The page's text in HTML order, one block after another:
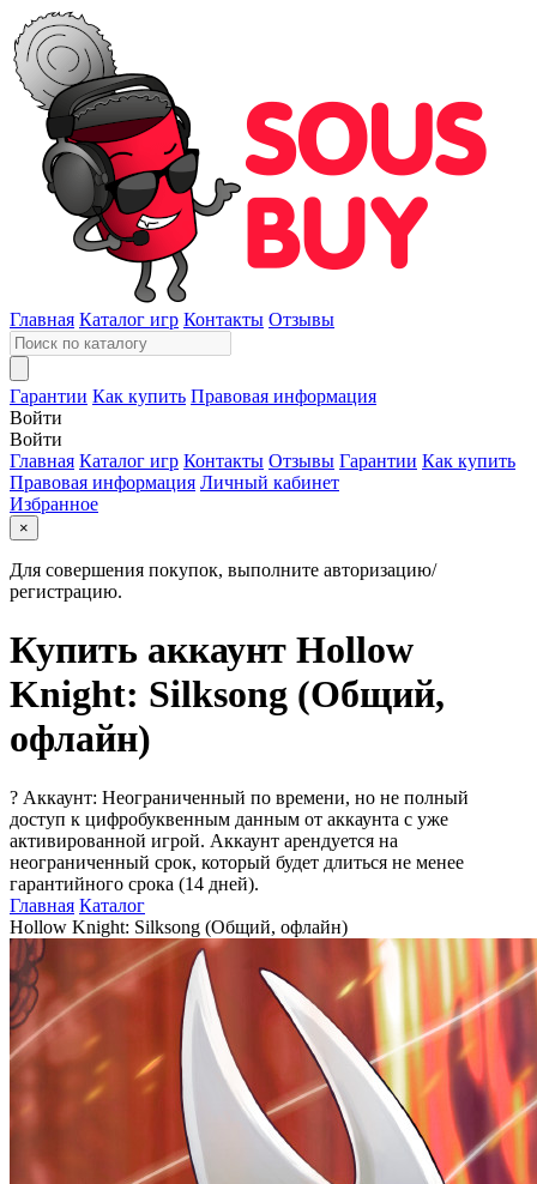
Главная Каталог игр Контакты Отзывы
Гарантии Как купить Правовая информация
Войти
Войти
Главная Каталог игр Контакты Отзывы Гарантии Как купить
Правовая информация Личный кабинет
Избранное
×
Для совершения покупок, выполните авторизацию/
регистрацию.
Купить аккаунт Hollow
Knight: Silksong (Общий,
офлайн)
? Аккаунт: Неограниченный по времени, но не полный
доступ к цифробуквенным данным от аккаунта с уже
активированной игрой. Аккаунт арендуется на
неограниченный срок, который будет длиться не менее
гарантийного срока (14 дней).
Главная Каталог
Hollow Knight: Silksong (Общий, офлайн)